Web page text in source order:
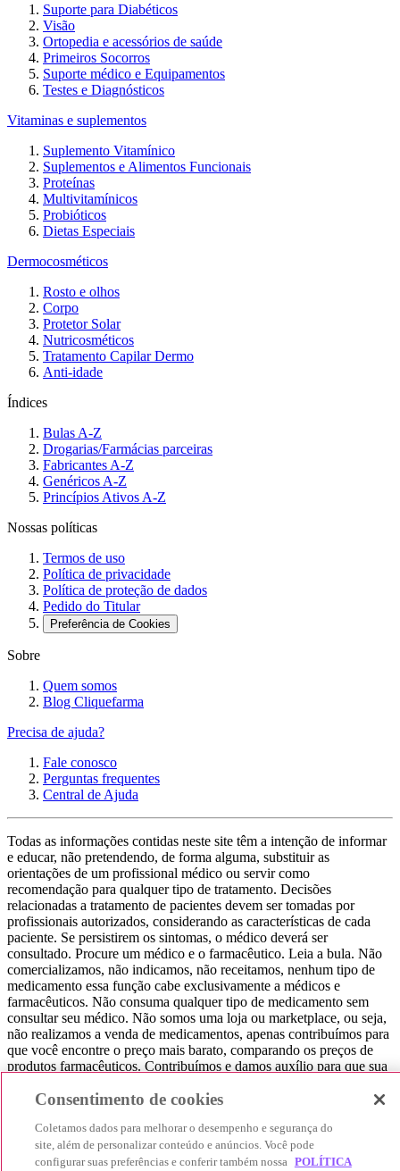
Suporte para Diabéticos
Visão
Ortopedia e acessórios de saúde
Primeiros Socorros
Suporte médico e Equipamentos
Testes e Diagnósticos
Vitaminas e suplementos
Suplemento Vitamínico
Suplementos e Alimentos Funcionais
Proteínas
Multivitamínicos
Probióticos
Dietas Especiais
Dermocosméticos
Rosto e olhos
Corpo
Protetor Solar
Nutricosméticos
Tratamento Capilar Dermo
Anti-idade
Índices
Bulas A-Z
Drogarias/Farmácias parceiras
Fabricantes A-Z
Genéricos A-Z
Princípios Ativos A-Z
Nossas políticas
Termos de uso
Política de privacidade
Política de proteção de dados
Pedido do Titular
Preferência de Cookies
Sobre
Quem somos
Blog Cliquefarma
Precisa de ajuda?
Fale conosco
Perguntas frequentes
Central de Ajuda
Todas as informações contidas neste site têm a intenção de informar
e educar, não pretendendo, de forma alguma, substituir as
orientações de um profissional médico ou servir como
recomendação para qualquer tipo de tratamento. Decisões
relacionadas a tratamento de pacientes devem ser tomadas por
profissionais autorizados, considerando as características de cada
paciente. Se persistirem os sintomas, o médico deverá ser
consultado. Procure um médico e o farmacêutico. Leia a bula. Não
comercializamos, não indicamos, não receitamos, nenhum tipo de
medicamento essa função cabe exclusivamente a médicos e
farmacêuticos. Não consuma qualquer tipo de medicamento sem
consultar seu médico. Não somos uma loja ou marketplace, ou seja,
não realizamos a venda de medicamentos, apenas contribuímos para
que você encontre o preço mais barato, comparando os preços de
produtos farmacêuticos. Contribuímos e damos auxílio para que sua
acontece nos sites das nossas lojas parceiras.
© 2025 Afya Participações S.A. - todos os direitos reservados.
Alameda Lorena, 269 - Jardim Paulista - São Paulo / SP - CEP.:
01424-001 - CNPJ 23.399.329/0002-53.
Consentimento de cookies
Coletamos dados para melhorar o desempenho e segurança do
site, além de personalizar conteúdo e anúncios. Você pode
configurar suas preferências e conferir também nossa POLÍTICA